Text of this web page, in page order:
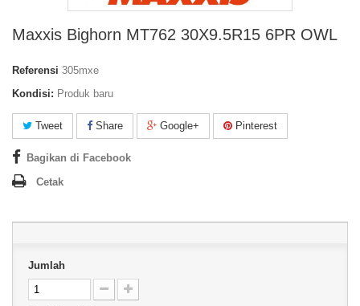
Maxxis Bighorn MT762 30X9.5R15 6PR OWL
Referensi 305mxe
Kondisi: Produk baru
Tweet Share Google+ Pinterest
Bagikan di Facebook
Cetak
Jumlah